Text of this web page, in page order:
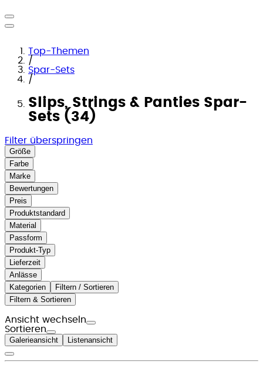
Top-Themen
/
Spar-Sets
/
Slips, Strings & Panties Spar-
Sets (34)
Filter überspringen
Größe
Farbe
Marke
Bewertungen
Preis
Produktstandard
Material
Passform
Produkt-Typ
Lieferzeit
Anlässe
Kategorien
Filtern / Sortieren
Filtern & Sortieren
Ansicht wechseln
Sortieren
Galerieansicht Listenansicht